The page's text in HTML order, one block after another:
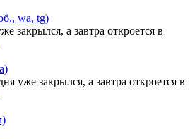
wa, tg)
закрылся, а завтра откроется в
уже закрылся, а завтра откроется в